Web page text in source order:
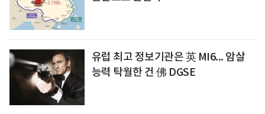
유럽 최고 정보기관은 英 MI6... 암살
능력 탁월한 건 佛 DGSE